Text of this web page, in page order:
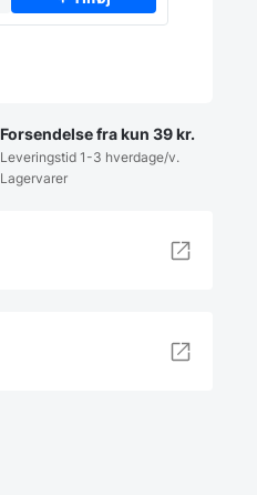
Forsendelse fra kun 39 kr.
Leveringstid 1-3 hverdage/v.
Lagervarer